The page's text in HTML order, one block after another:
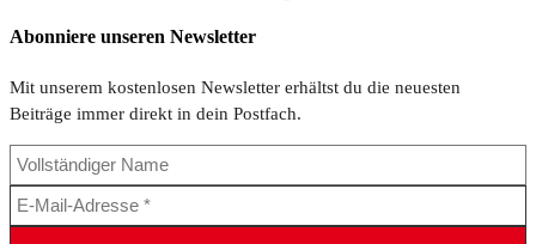
Abonniere unseren Newsletter
Mit unserem kostenlosen Newsletter erhältst du die neuesten
Beiträge immer direkt in dein Postfach.